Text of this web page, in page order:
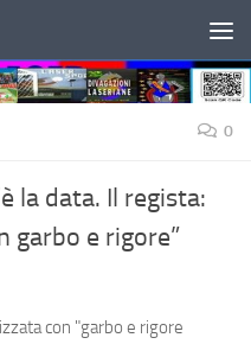
0
la data. Il regista:
garbo e rigore”
con "garbo e rigore